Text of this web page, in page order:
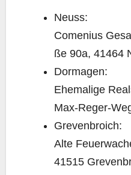
Neuss:
Come­ni­us
ße 90a, 41464
Dor­ma­gen:
Ehe­ma­li­ge
Max-Reger-
Gre­ven­broich:
Alte
41515